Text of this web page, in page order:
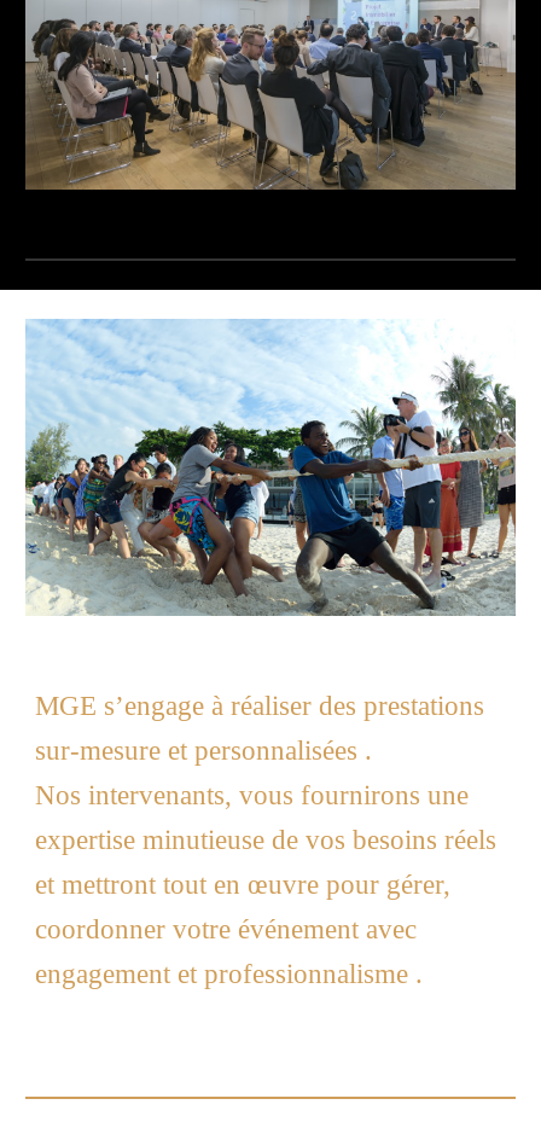
MGE s’engage à réaliser des prestations
sur-mesure et personnalisées .
Nos intervenants, vous fournirons une
expertise minutieuse de vos besoins réels
et mettront tout en œuvre pour gérer,
coordonner votre événement avec
engagement et professionnalisme .